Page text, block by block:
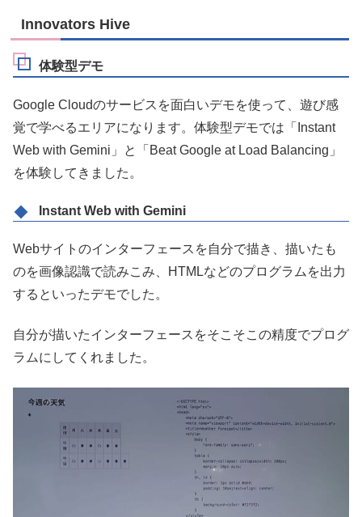
Innovators Hive
体験型デモ
Google Cloudのサービスを面白いデモを使って、遊び感
覚で学べるエリアになります。体験型デモでは「Instant
Web with Gemini」と「Beat Google at Load Balancing」
を体験してきました。
Instant Web with Gemini
Webサイトのインターフェースを自分で描き、描いたも
のを画像認識で読みこみ、HTMLなどのプログラムを出力
するといったデモでした。
自分が描いたインターフェースをそこそこの精度でプログ
ラムにしてくれました。